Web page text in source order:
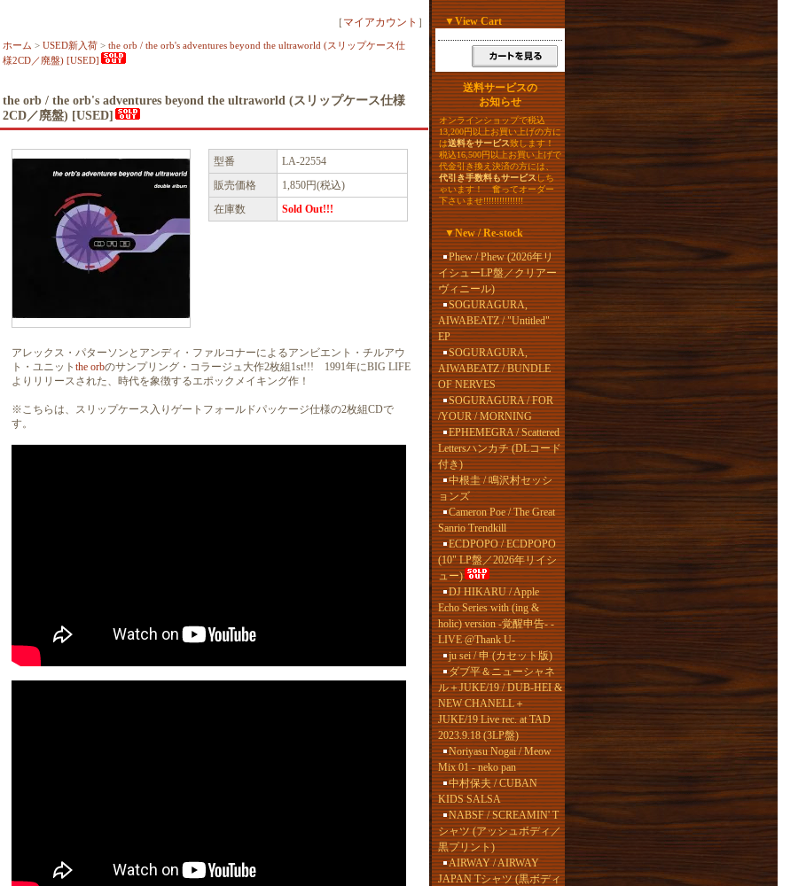
［ マイアカウント ］
ホーム > USED新入荷 > the orb / the orb's adventures beyond the ultraworld (スリップケース仕
様2CD／廃盤) [USED]
the orb / the orb's adventures beyond the ultraworld (スリップケース仕様
2CD／廃盤) [USED]
型番
LA-22554
販売価格
1,850円(税込)
在庫数
Sold Out!!!
アレックス・パターソンとアンディ・ファルコナーによるアンビエント・チルアウ
ト・ユニット the orbのサンプリング・コラージュ大作2枚組1st!!! 1991年にBIG LIFE
よりリリースされた、時代を象徴するエポックメイキング作！
※こちらは、スリップケース入りゲートフォールドパッケージ仕様の2枚組CDで
す。
▼View Cart
送料サービスの
お知らせ
オンラインショップで税込
13,200円以上お買い上げの方に
は送料をサービス致します！
税込16,500円以上お買い上げで
代金引き換え決済の方には、
代引き手数料もサービスしち
ゃいます！ 奮ってオーダー
下さいませ!!!!!!!!!!!!!!!
▼New / Re-stock
Phew / Phew (2026年リ
イシューLP盤／クリアー
ヴィニール)
SOGURAGURA,
AIWABEATZ / "Untitled"
EP
SOGURAGURA,
AIWABEATZ / BUNDLE
OF NERVES
SOGURAGURA / FOR
/YOUR / MORNING
EPHEMEGRA / Scattered
Lettersハンカチ (DLコード
付き)
中根圭 / 鳴沢村セッシ
ョンズ
Cameron Poe / The Great
Sanrio Trendkill
ECDPOPO / ECDPOPO
(10" LP盤／2026年リイシ
ュー)
DJ HIKARU / Apple
Echo Series with (ing &
holic) version -覚醒申告- -
LIVE @Thank U-
ju sei / 申 (カセット版)
ダブ平＆ニューシャネ
ル＋JUKE/19 / DUB-HEI &
NEW CHANELL＋
JUKE/19 Live rec. at TAD
2023.9.18 (3LP盤)
Noriyasu Nogai / Meow
Mix 01 - neko pan
中村保夫 / CUBAN
KIDS SALSA
NABSF / SCREAMIN' T
シャツ (アッシュボディ／
黒プリント)
AIRWAY / AIRWAY
JAPAN Tシャツ (黒ボディ